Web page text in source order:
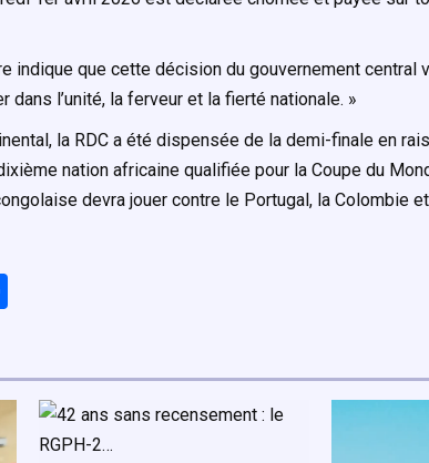
indique que cette décision du gouvernement central
l’unité, la ferveur et la fierté nationale. »
la RDC a été dispensée de la demi-finale en
nation africaine qualifiée pour la Coupe du
devra jouer contre le Portugal, la Colombie et
g
er